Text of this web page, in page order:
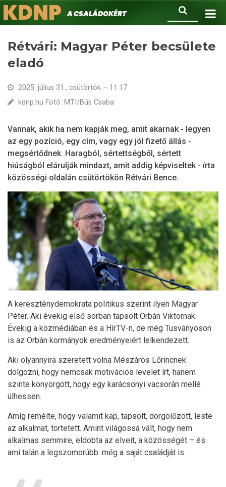
Ugrás
a
Keresés
KDNPA családokért.
Rétvári: Magyar Péter becsülete
eladó
2025. július 31., csütörtök – 11:17
kdnp.hu Fotó: MTI/Bús Csaba
Vannak, akik ha nem kapják meg, amit akarnak - legyen
az egy pozíció, egy cím, vagy egy jól fizető állás -
megsértődnek. Haragból, sértettségből, sértett
hiúságból elárulják mindazt, amit addig képviseltek - írta
közösségi oldalán csütörtökön Rétvári Bence.
A kereszténydemokrata politikus szerint ilyen Magyar
Péter. Aki évekig első sorban tapsolt Orbán Viktornak.
Évekig a közmédiában és a HírTV-n, de még Tusványoson
is az Orbán kormányok eredményeiért lelkendezett.
Aki olyannyira szeretett volna Mészáros Lőrincnek
dolgozni, hogy nemcsak motivációs levelet írt, hanem
szinte könyörgött, hogy egy karácsonyi vacsorán mellé
ülhessen.
Amíg remélte, hogy valamit kap, tapsolt, dörgölőzött, leste
az alkalmat, törtetett. Amint világossá vált, hogy nem
alkalmas semmire, eldobta az elveit, a közösségét – és
ami talán a legszomorúbb: még a saját családját is.